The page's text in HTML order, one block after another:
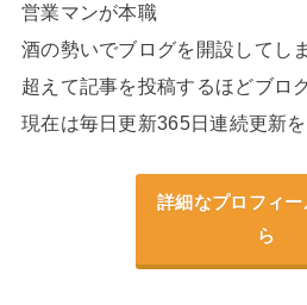
営業マンが本職
酒の勢いでブログを開設してし
超えて記事を投稿するほどブロ
現在は毎日更新365日連続更新を
詳細なプロフィー
ら